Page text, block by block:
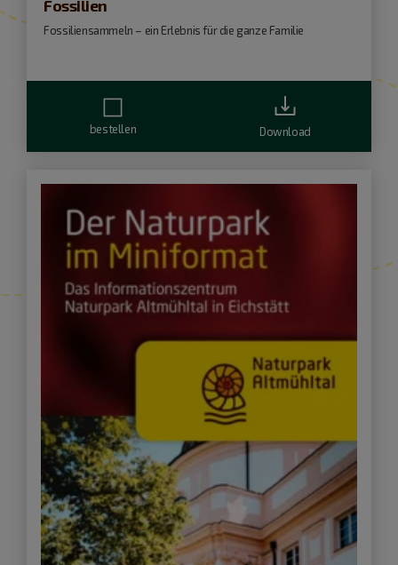
Fossilien
Fossiliensammeln – ein Erlebnis für die ganze Familie
bestellen Download